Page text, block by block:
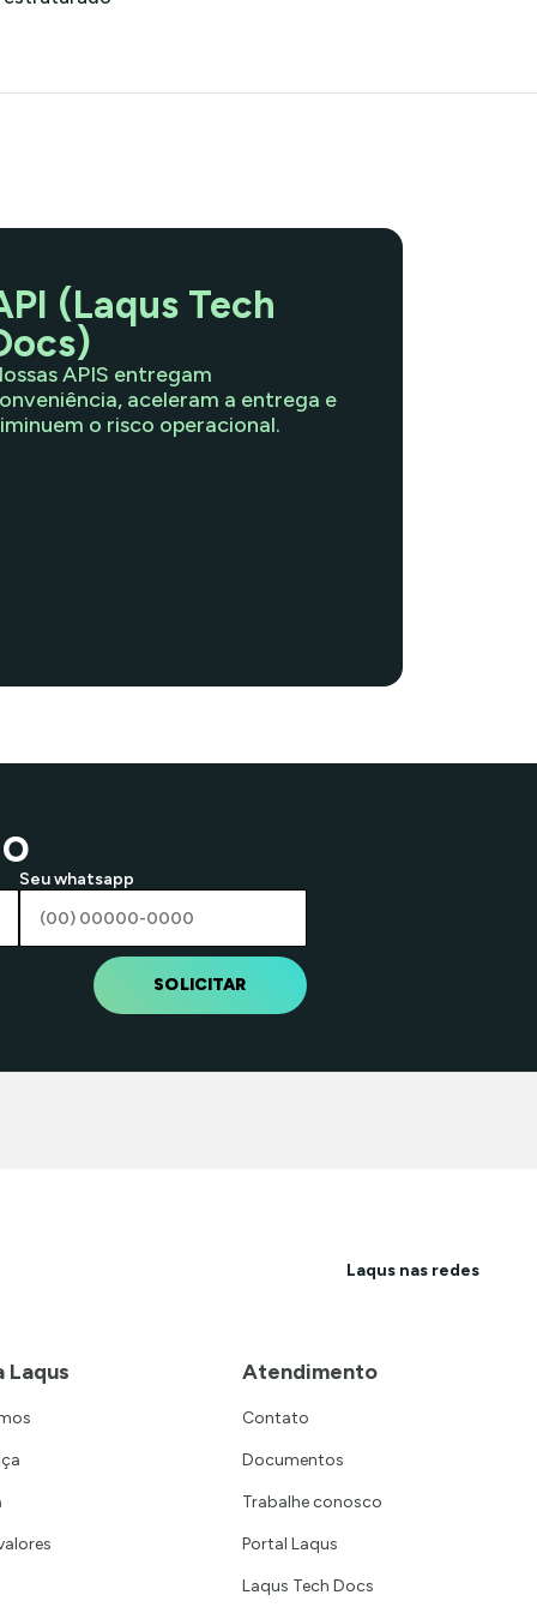
(Laqus Tech
APIS entregam
aceleram a entrega e
o risco operacional.
Seu whatsapp
SOLICITAR
Laqus nas redes
Laqus Atendimento
Contato
Documentos
Trabalhe conosco
Portal Laqus
Laqus Tech Docs